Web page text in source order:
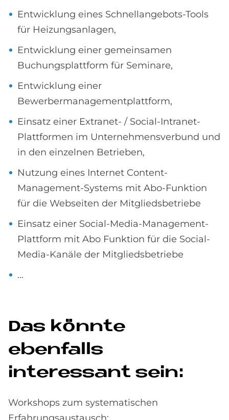
Entwicklung eines Schnellangebots-Tools
für Heizungsanlagen,
Entwicklung einer gemeinsamen
Buchungsplattform für Seminare,
Entwicklung einer
Bewerbermanagementplattform,
Einsatz einer Extranet- / Social-Intranet-
Plattformen im Unternehmensverbund und
in den einzelnen Betrieben,
Nutzung eines Internet Content-
Management-Systems mit Abo-Funktion
für die Webseiten der Mitgliedsbetriebe
Einsatz einer Social-Media-Management-
Plattform mit Abo Funktion für die Social-
Media-Kanäle der Mitgliedsbetriebe
...
Das könnte
ebenfalls
interessant sein:
Workshops zum systematischen